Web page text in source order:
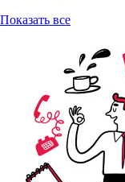
Показать все